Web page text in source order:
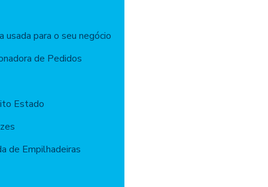
usada para o seu negócio
de Pedidos
Estado
de Empilhadeiras